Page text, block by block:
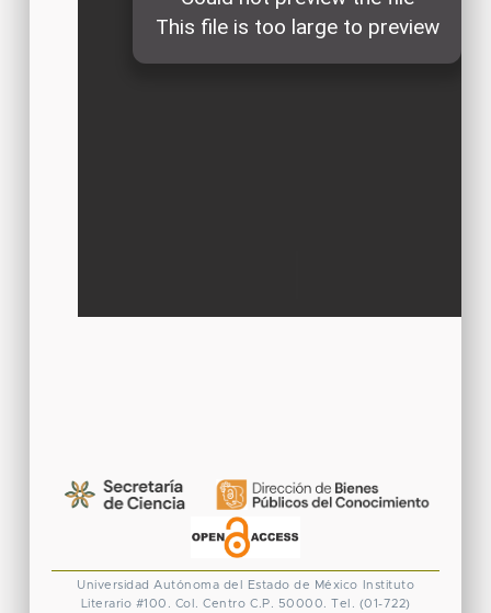
Universidad Autónoma del Estado de México
Instituto
Literario #100. Col. Centro C.P. 50000. Tel. (01-722)